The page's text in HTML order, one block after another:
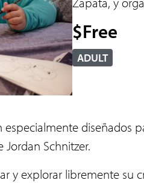
$Free
ADULT
especialmente
Schnitzer.
y explorar libremente su